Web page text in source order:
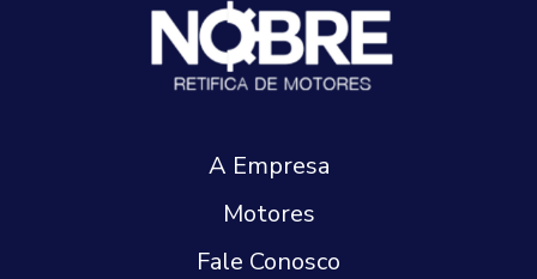
A Empresa
Motores
Fale Conosco